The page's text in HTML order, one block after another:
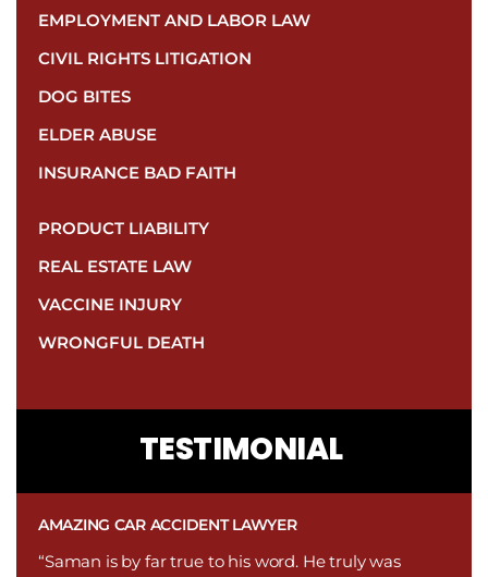
EMPLOYMENT AND LABOR LAW
CIVIL RIGHTS LITIGATION
DOG BITES
ELDER ABUSE
INSURANCE BAD FAITH
PRODUCT LIABILITY
REAL ESTATE LAW
VACCINE INJURY
WRONGFUL DEATH
CONTACTTESTIMONIAL
AMAZING CAR ACCIDENT LAWYER
“Saman is by far true to his word. He truly was